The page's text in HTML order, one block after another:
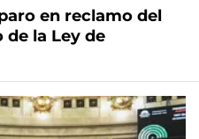
en reclamo del
la Ley de